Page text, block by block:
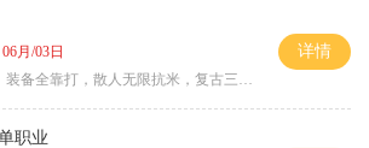
06月/03日
装备全靠打，散人无限抗米，复古三天合区
详情
职业